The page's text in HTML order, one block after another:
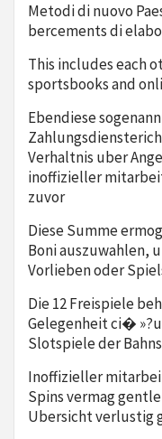
Metodi di nuovo
bercements di
This includes each
sportsbooks and
Ebendiese
Verhaltnis uber
inoffizieller
zuvor
Diese Summe
Boni auszuwahlen,
Vorlieben oder
Die 12 Freispiele
Gelegenheit ci�
Slotspiele der
Inoffizieller
Spins vermag
Ubersicht verlustig